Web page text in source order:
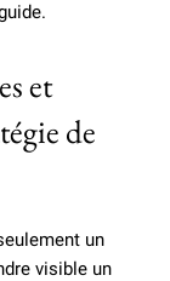
et
de
un
visible un